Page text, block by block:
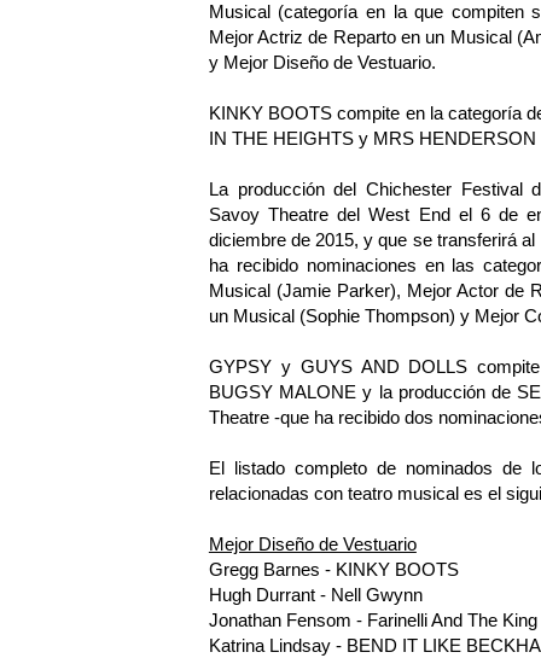
Musical (categoría en la que compiten
Mejor Actriz de Reparto en un Musical
y Mejor Diseño de Vestuario.
KINKY BOOTS compite en la categoría
IN THE HEIGHTS y MRS
La producción del Chichester Festival
Savoy Theatre del West End el 6 de
diciembre de 2015, y que se transferirá
ha recibido nominaciones en las
Musical (Jamie Parker), Mejor Actor de
un Musical (Sophie Thompson) y Mejor
GYPSY y GUYS AND DOLLS
BUGSY MALONE y la producción de
Theatre -que ha recibido dos
El listado completo de nominados de
relacionadas con teatro musical es el
Mejor Diseño de Vestuario
Gregg Barnes - KINKY BOOTS
Hugh Durrant - Nell Gwynn
Jonathan Fensom - Farinelli And The King
Katrina Lindsay - BEND IT LIKE